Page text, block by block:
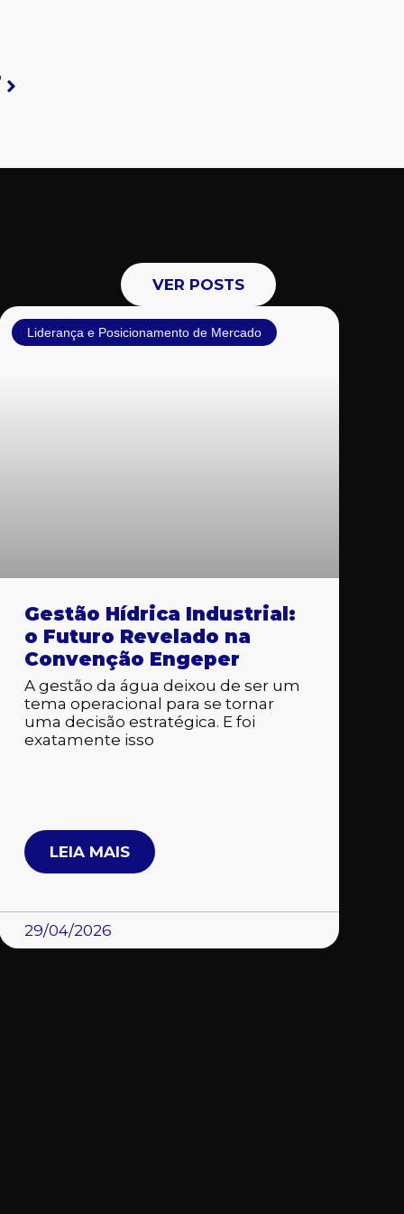
Próximo
VER POSTS
Liderança e Posicionamento de Mercado
Gestão Hídrica Industrial:
o Futuro Revelado na
Convenção Engeper
A gestão da água deixou de ser um
tema operacional para se tornar
uma decisão estratégica. E foi
exatamente isso
LEIA MAIS
29/04/2026